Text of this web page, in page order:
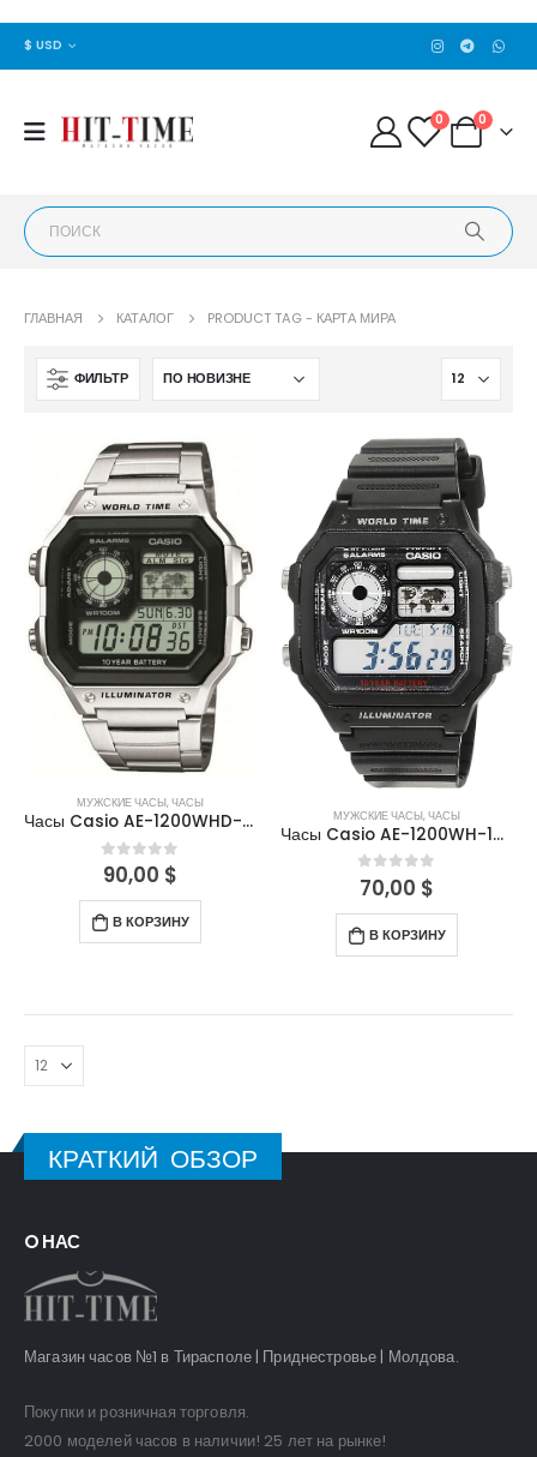
$ USD
0 0
ГЛАВНАЯ КАТАЛОГ PRODUCT TAG - КАРТА МИРА
ФИЛЬТР
МУЖСКИЕ ЧАСЫ,ЧАСЫ
Часы Casio AE-1200WHD-1AVEF
0out of 5
90,00 $
В КОРЗИНУ
МУЖСКИЕ ЧАСЫ,ЧАСЫ
Часы Casio AE-1200WH-1AVEF
0out of 5
70,00 $
В КОРЗИНУ
КРАТКИЙ ОБЗОР
O НАС
Магазин часов №1 в Тирасполе | Приднестровье | Молдова.
Покупки и розничная торговля.
2000 моделей часов в наличии! 25 лет на рынке!